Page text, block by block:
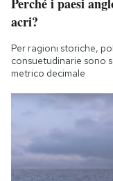
acri?
Per ragioni storiche,
consuetudinarie sono
metrico decimale